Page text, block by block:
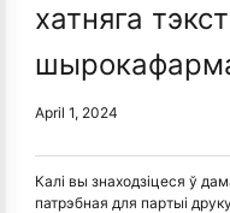
хатняга
April 1, 2024
Калі вы знаходзіцеся ў
патрэбная для партыі